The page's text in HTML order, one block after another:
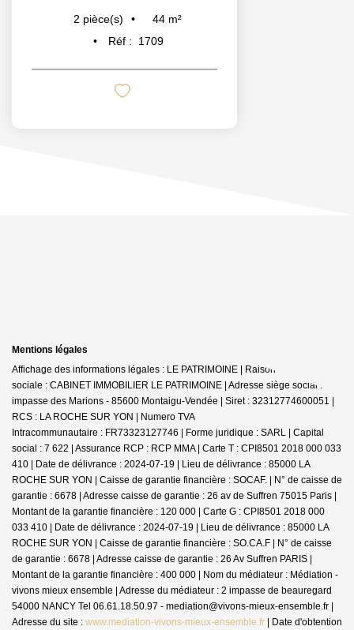
2 pièce(s) 44 m²
Réf :
1709
Mentions légales
Affichage des informations légales : LE PATRIMOINE | Raison
sociale : CABINET IMMOBILIER LE PATRIMOINE | Adresse siège social : 30
impasse des Marions - 85600 Montaigu-Vendée | Siret : 32312774600051 |
RCS : LA ROCHE SUR YON | Numero TVA
Intracommunautaire : FR73323127746 | Forme juridique : SARL | Capital
social : 7 622 | Assurance RCP : RCP MMA | Carte T : CPI8501 2018 000 033
410 | Date de délivrance : 2024-07-19 | Lieu de délivrance : 85000 LA
ROCHE SUR YON | Caisse de garantie financière : SOCAF. | N° de caisse de
garantie : 6678 | Adresse caisse de garantie : 26 av de Suffren 75015 Paris |
Montant de la garantie financière : 120 000 | Carte G : CPI8501 2018 000
033 410 | Date de délivrance : 2024-07-19 | Lieu de délivrance : 85000 LA
ROCHE SUR YON | Caisse de garantie financière : SO.CA.F | N° de caisse
de garantie : 6678 | Adresse caisse de garantie : 26 Av Suffren PARIS |
Montant de la garantie financière : 400 000 | Nom du médiateur : Médiation -
vivons mieux ensemble | Adresse du médiateur : 2 impasse de beauregard
54000 NANCY Tel 06.61.18.50.97 - mediation@vivons-mieux-ensemble.fr |
Adresse du site : www.mediation-vivons-mieux-ensemble.fr | Date d'obtention